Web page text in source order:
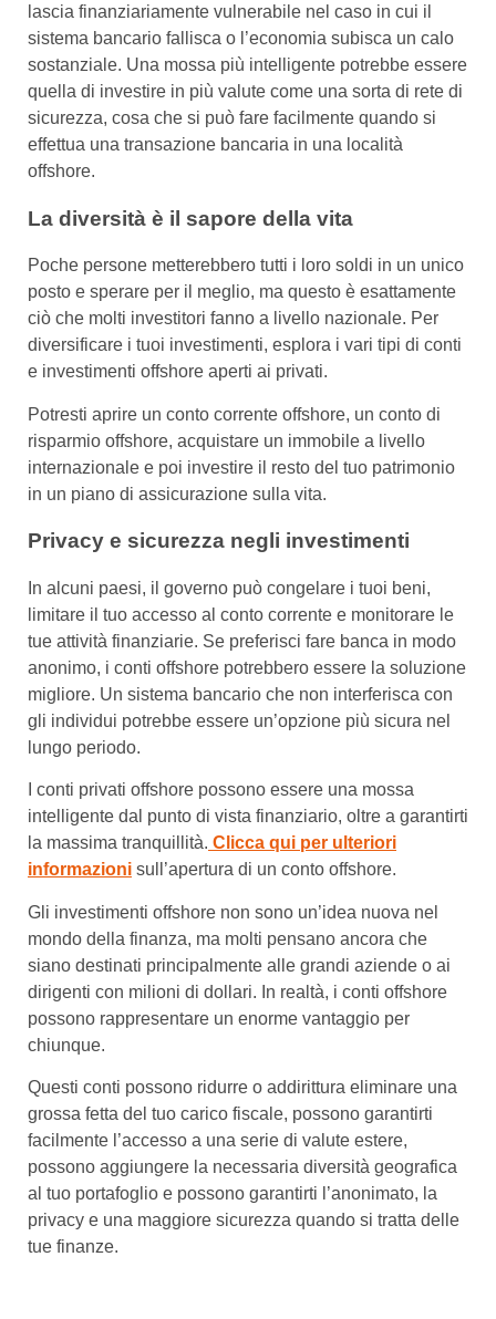
lascia finanziariamente vulnerabile nel caso in cui il
sistema bancario fallisca o l’economia subisca un calo
sostanziale. Una mossa più intelligente potrebbe essere
quella di investire in più valute come una sorta di rete di
sicurezza, cosa che si può fare facilmente quando si
effettua una transazione bancaria in una località
offshore.
La diversità è il sapore della vita
Poche persone metterebbero tutti i loro soldi in un unico
posto e sperare per il meglio, ma questo è esattamente
ciò che molti investitori fanno a livello nazionale. Per
diversificare i tuoi investimenti, esplora i vari tipi di conti
e investimenti offshore aperti ai privati.
Potresti aprire un conto corrente offshore, un conto di
risparmio offshore, acquistare un immobile a livello
internazionale e poi investire il resto del tuo patrimonio
in un piano di assicurazione sulla vita.
Privacy e sicurezza negli investimenti
In alcuni paesi, il governo può congelare i tuoi beni,
limitare il tuo accesso al conto corrente e monitorare le
tue attività finanziarie. Se preferisci fare banca in modo
anonimo, i conti offshore potrebbero essere la soluzione
migliore. Un sistema bancario che non interferisca con
gli individui potrebbe essere un’opzione più sicura nel
lungo periodo.
I conti privati offshore possono essere una mossa
intelligente dal punto di vista finanziario, oltre a garantirti
la massima tranquillità. Clicca qui per ulteriori
informazioni sull’apertura di un conto offshore.
Gli investimenti offshore non sono un’idea nuova nel
mondo della finanza, ma molti pensano ancora che
siano destinati principalmente alle grandi aziende o ai
dirigenti con milioni di dollari. In realtà, i conti offshore
possono rappresentare un enorme vantaggio per
chiunque.
Questi conti possono ridurre o addirittura eliminare una
grossa fetta del tuo carico fiscale, possono garantirti
facilmente l’accesso a una serie di valute estere,
possono aggiungere la necessaria diversità geografica
al tuo portafoglio e possono garantirti l’anonimato, la
privacy e una maggiore sicurezza quando si tratta delle
tue finanze.